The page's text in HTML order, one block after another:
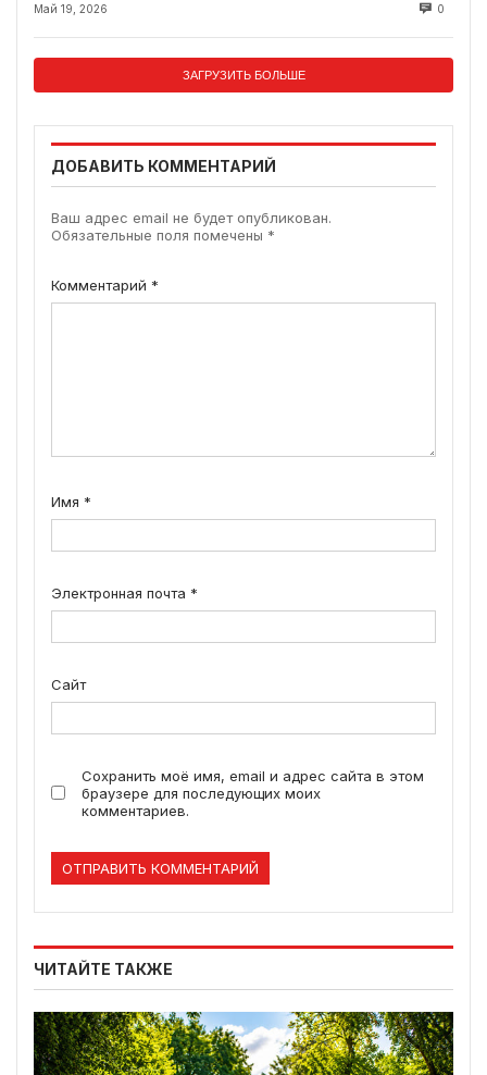
Май 19, 2026 0
ЗАГРУЗИТЬ БОЛЬШЕ
ДОБАВИТЬ КОММЕНТАРИЙ
Ваш адрес email не будет опубликован.
Обязательные поля помечены *
Комментарий *
Имя *
Электронная почта *
Сайт
Сохранить моё имя, email и адрес сайта в этом
браузере для последующих моих
комментариев.
ЧИТАЙТЕ ТАКЖЕ